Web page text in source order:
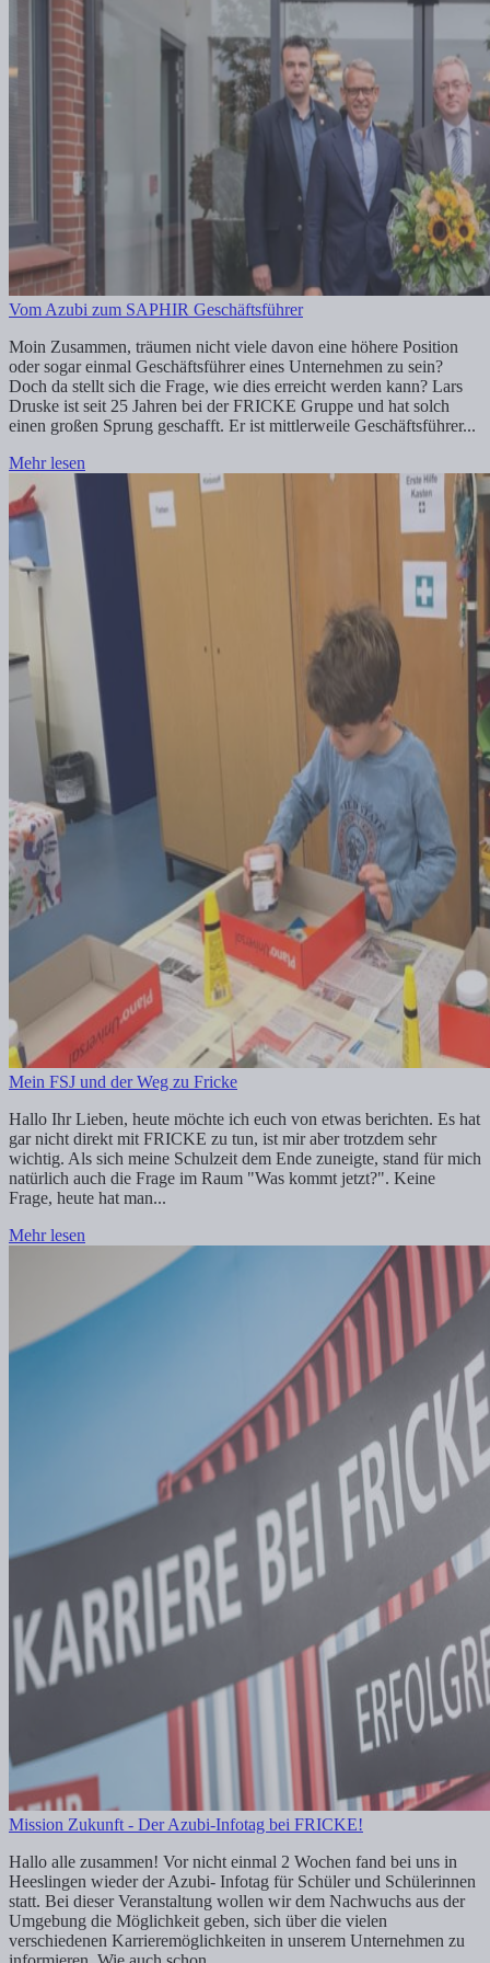
Vom Azubi zum SAPHIR Geschäftsführer
Moin Zusammen, träumen nicht viele davon eine höhere Position
oder sogar einmal Geschäftsführer eines Unternehmen zu sein?
Doch da stellt sich die Frage, wie dies erreicht werden kann? Lars
Druske ist seit 25 Jahren bei der FRICKE Gruppe und hat solch
einen großen Sprung geschafft. Er ist mittlerweile Geschäftsführer...
Mehr lesen
Mein FSJ und der Weg zu Fricke
Hallo Ihr Lieben, heute möchte ich euch von etwas berichten. Es hat
gar nicht direkt mit FRICKE zu tun, ist mir aber trotzdem sehr
wichtig. Als sich meine Schulzeit dem Ende zuneigte, stand für mich
natürlich auch die Frage im Raum "Was kommt jetzt?". Keine
Frage, heute hat man...
Mehr lesen
Mission Zukunft - Der Azubi-Infotag bei FRICKE!
Hallo alle zusammen! Vor nicht einmal 2 Wochen fand bei uns in
Heeslingen wieder der Azubi- Infotag für Schüler und Schülerinnen
statt. Bei dieser Veranstaltung wollen wir dem Nachwuchs aus der
Umgebung die Möglichkeit geben, sich über die vielen
verschiedenen Karrieremöglichkeiten in unserem Unternehmen zu